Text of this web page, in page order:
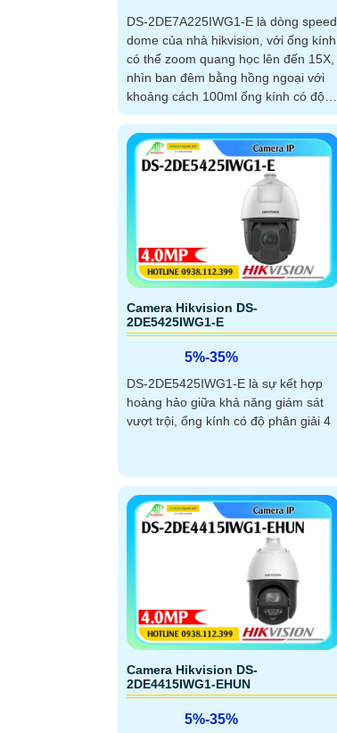
DS-2DE7A225IWG1-E là dòng speed
dome của nhà hikvision, với ống kính
có thể zoom quang học lên đến 15X,
nhìn ban đêm bằng hồng ngoại với
khoảng cách 100ml ống kính có độ
phân giải 2
Camera Hikvision DS-
2DE5425IWG1-E
5%-35%
DS-2DE5425IWG1-E là sự kết hợp
hoàng hảo giữa khả năng giám sát
vượt trội, ống kính có độ phân giải 4
Camera Hikvision DS-
2DE4415IWG1-EHUN
5%-35%